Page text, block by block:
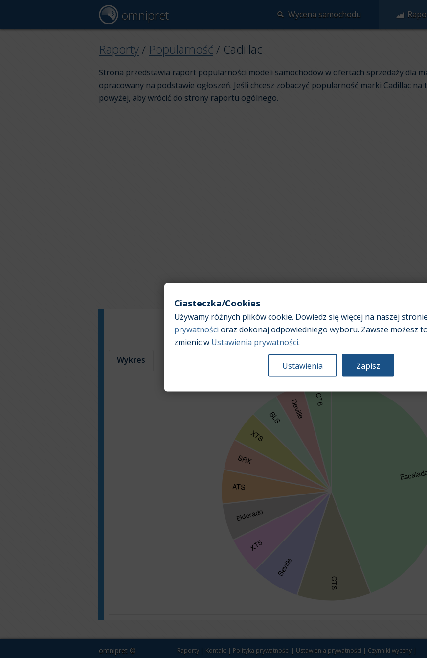
omnipret Wycena samochodu
Raporty / Popularność / Cadillac
Strona przedstawia raport popularności modeli samochodów w ofertach sprzedaży dla
opracowany na podstawie ogłoszeń. Jeśli chcesz zobaczyć popularność marki Cadillac
powyżej, aby wrócić do strony raportu ogólnego.
Popularność poszczególnych modeli samochodów
ofertach sprzedaży
Wykres
omnipret © Raporty | Kontakt | Polityka prywatności | Ustawienia prywatności | Czynniki wyceny |
Ciasteczka/Cookies
Używamy różnych plików cookie. Dowiedz się więcej na naszej stronie
prywatności oraz dokonaj odpowiedniego wyboru. Zawsze możesz
zmienic w Ustawienia prywatności.
Ustawienia Zapisz